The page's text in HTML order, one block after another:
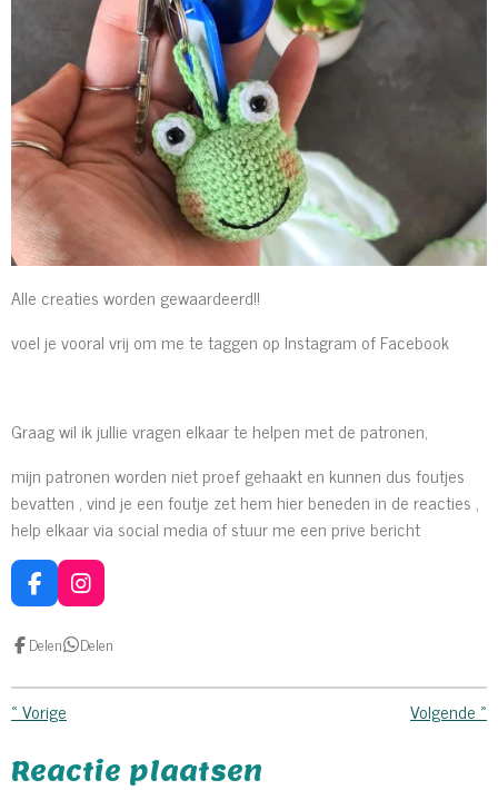
Alle creaties worden gewaardeerd!!
voel je vooral vrij om me te taggen op Instagram of Facebook
Graag wil ik jullie vragen elkaar te helpen met de patronen,
mijn patronen worden niet proef gehaakt en kunnen dus foutjes
bevatten , vind je een foutje zet hem hier beneden in de reacties ,
help elkaar via social media of stuur me een prive bericht
F
a
c
e
o
o
I
n
s
t
g
m
Delen Delen
«Vorige Volgende »
Reactie plaatsen